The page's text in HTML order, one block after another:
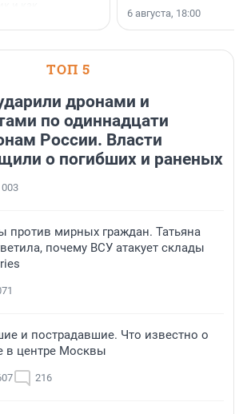
6 августа, 18:00
ТОП 5
дронами и
по одиннадцати
России. Власти
о погибших и раненых
003
против мирных граждан. Татьяна
почему ВСУ атакует склады
и пострадавшие. Что известно о
в центре Москвы
216